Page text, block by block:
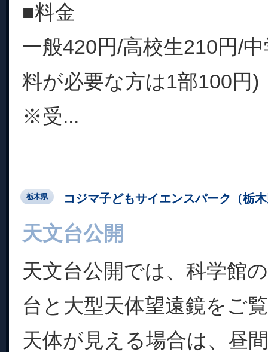
■料金
一般420円/高校生210円/
料が必要な方は1部100円)
※受...
栃木県 コジマ子どもサイエンスパーク（栃
天文台公開
天文台公開では、科学館
台と大型天体望遠鏡をご
天体が見える場合は、昼